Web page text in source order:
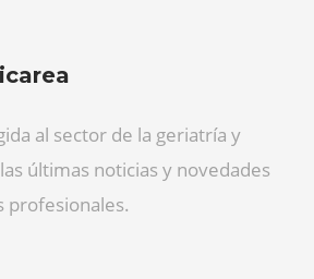
al sector de la geriatría y
últimas noticias y novedades
profesionales.